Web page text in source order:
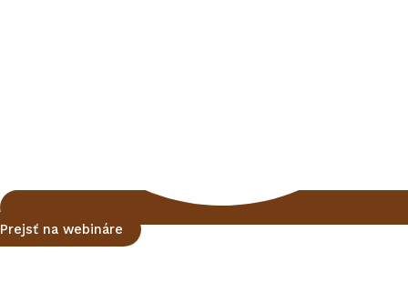
Prejsť na webináre